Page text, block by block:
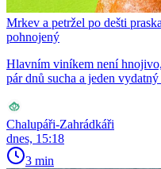
Mrkev a petržel po dešti
pohnojený
Hlavním viníkem není
pár dnů sucha a jeden
Chalupáři-Zahrádkáři
dnes, 15:18
3 min